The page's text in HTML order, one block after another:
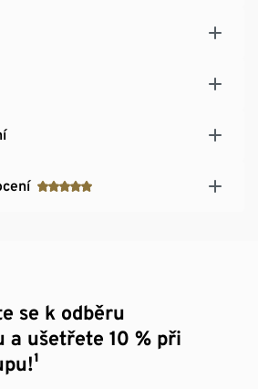
se k odběru
a ušetřete 10 % při